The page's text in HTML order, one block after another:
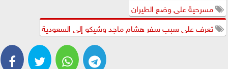
مسرحية على وضع الطيران
تعرف على سبب سفر هشام ماجد وشيكو إلى السعودية